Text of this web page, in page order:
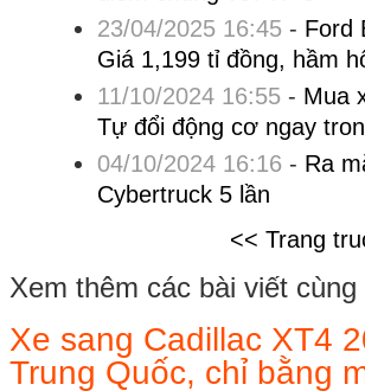
23/04/2025 16:45- Ford
Giá 1,199 tỉ đồng, hầm
11/10/2024 16:55- Mua
Tự đổi động cơ ngay
04/10/2024 16:16 - Ra
Cybertruck 5 lần
<< Trang
Xem thêm các bài viết
Xe sang Cadillac XT4
Trung Quốc, chỉ bằng